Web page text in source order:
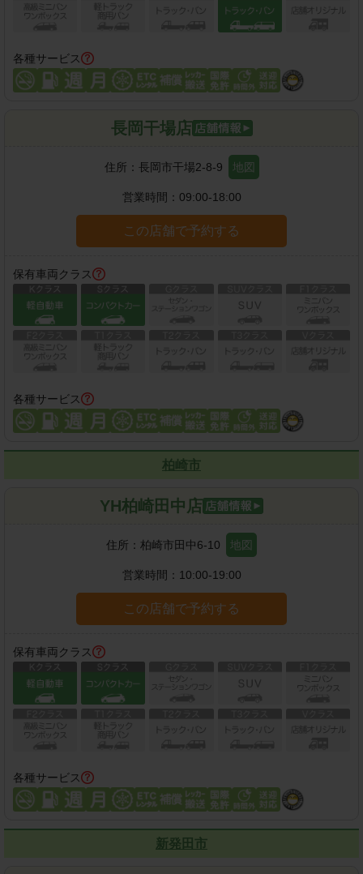
各種サービス
長岡干場店
住所： 長岡市干場2-8-9 地図
営業時間： 09:00-18:00
この店舗で予約する
保有車両クラス
各種サービス
柏崎市
YH柏崎田中店
住所： 柏崎市田中6-10 地図
営業時間： 10:00-19:00
この店舗で予約する
保有車両クラス
各種サービス
新発田市